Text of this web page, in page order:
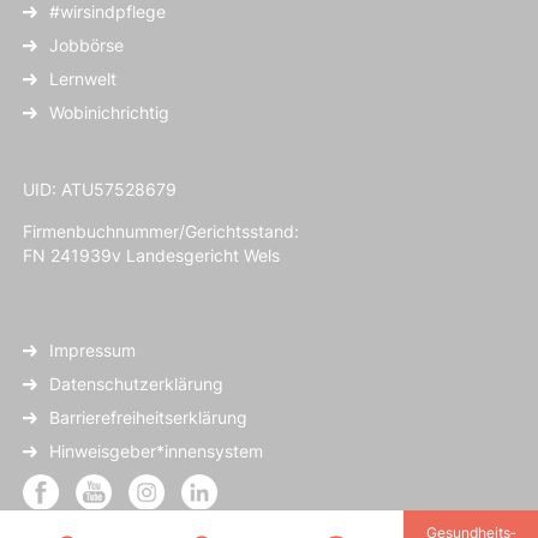
Gesundheits­
#wirsindpflege
Jobbörse
Lernwelt
Wobinichrichtig
UID: ATU57528679
Firmenbuchnummer/Gerichtsstand:
FN 241939v Landesgericht Wels
Impressum
Datenschutzerklärung
Barrierefreiheitserklärung
Hinweisgeber*innensystem